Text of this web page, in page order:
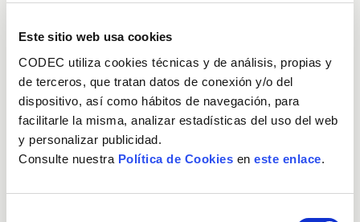
Este sitio web usa cookies
CODEC utiliza cookies técnicas y de análisis, propias y
de terceros, que tratan datos de conexión y/o del
dispositivo, así como hábitos de navegación, para
facilitarle la misma, analizar estadísticas del uso del web
y personalizar publicidad.
Consulte nuestra Política de Cookies en este enlace.
retractilados, embolsados, empaquetados, flow packs, blisters,
eléctrico y artes gráficas, entre otros.
Descárgate nuestrocatálogo de servicios.
Servicios a Empresas